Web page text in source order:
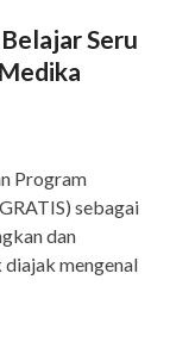
Seru
Program
sebagai
dan
mengenal